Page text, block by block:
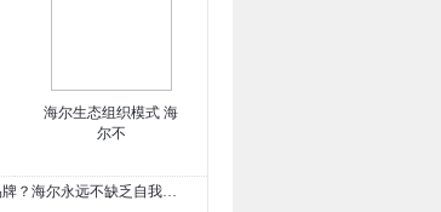
海尔生态组织模式 海
尔不
• 海尔企业怎么做物联网品牌？海尔永远不缺乏自我颠覆的魄力